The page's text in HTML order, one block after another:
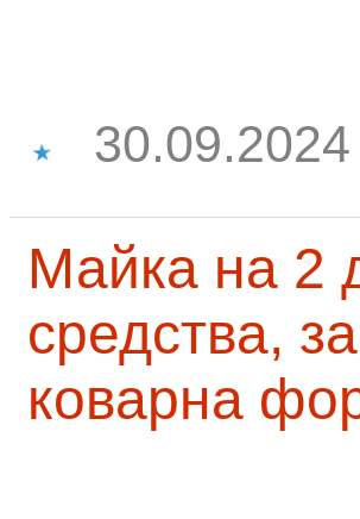
30.09.2024
Майка на 2
средства,
коварна